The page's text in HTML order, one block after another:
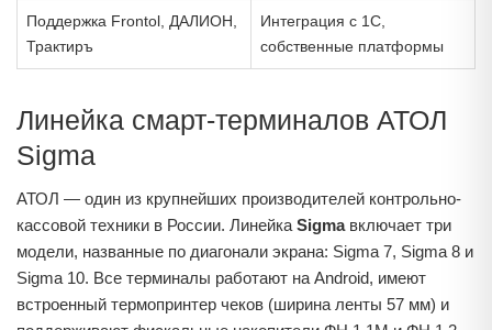
Поддержка Frontol, ДАЛИОН,
Трактиръ
Интеграция с 1С,
собственные платформы
Линейка смарт-терминалов АТОЛ
Sigma
АТОЛ — один из крупнейших производителей контрольно-
кассовой техники в России. Линейка Sigmaвключает три
модели, названные по диагонали экрана: Sigma 7, Sigma 8 и
Sigma 10. Все терминалы работают на Android, имеют
встроенный термопринтер чеков (ширина ленты 57 мм) и